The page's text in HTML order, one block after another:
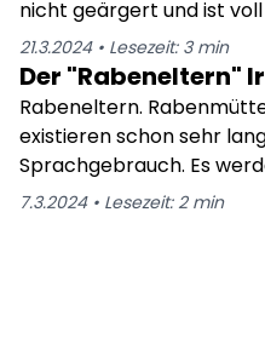
nicht geärgert und ist
und Pläne." (Heinrich
21.3.2024• Lesezeit: 3min
Der "Rabeneltern"
Rabeneltern.
existieren schon sehr
Sprachgebrauch. Es
Mütter assoziiert, die
7.3.2024• Lesezeit: 2min